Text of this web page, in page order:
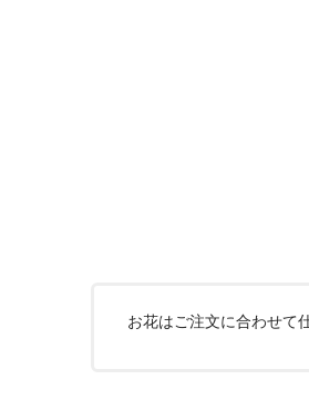
お花はご注文に合わせて